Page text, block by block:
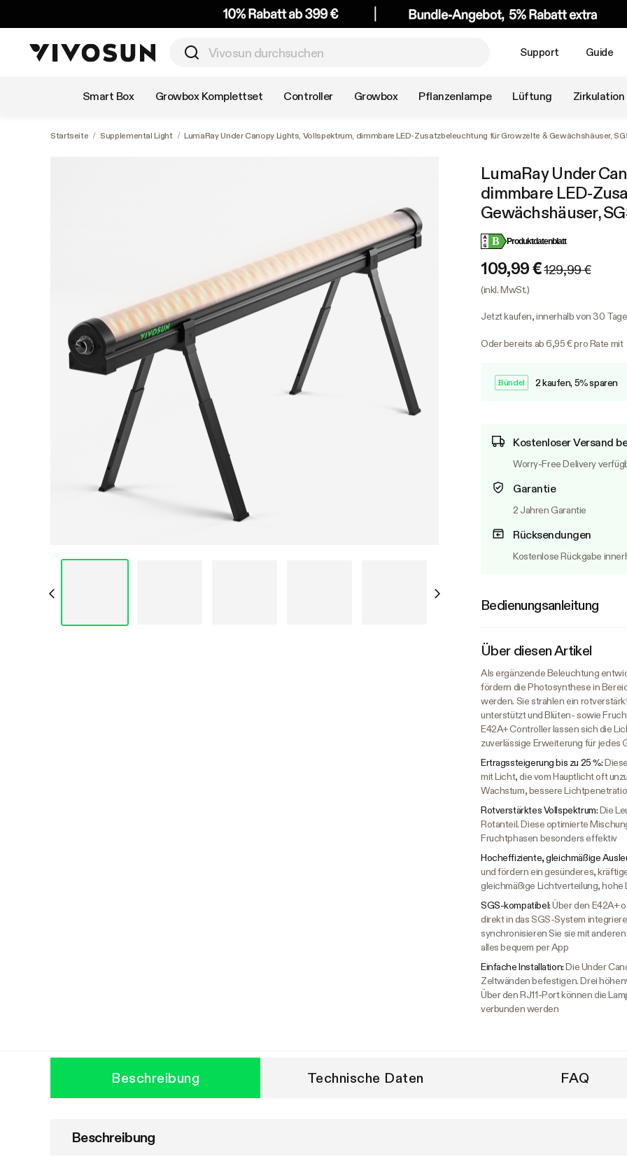
Support Guide
Smart Box Growbox Komplettset Controller Growbox Pflanzenlampe Lüftung Zirkulation
Startseite / Supplemental Light / LumaRay Under Canopy Lights, Vollspektrum, dimmbare LED-Zusatzbeleuchtung für Growzelte & Gewächshäuser,
LumaRay Under
dimmbare LED-
Gewächshäuser,
B Produktdatenblatt
109,99 €129,99 €
(inkl. MwSt.)
Jetzt kaufen, innerhalb von 30
Oder bereits ab 6,95 € pro Rate mit
Bündel 2 kaufen, 5% sparen
Kostenloser Versand
Worry-Free Delivery
Garantie
2 Jahren Garantie
Rücksendungen
Kostenlose Rückgabe
Bedienungsanleitung
Über diesen Artikel
Als ergänzende Beleuchtung
fördern die Photosynthese in
werden. Sie strahlen ein
unterstützt und Blüten- sowie
E42A+ Controller lassen sich die
zuverlässige Erweiterung für jedes
Ertragssteigerung bis zu 25 %:
mit Licht, die vom Hauptlicht oft
Wachstum, bessere
Rotverstärktes Vollspektrum:Die
Rotanteil. Diese optimierte
Fruchtphasen besonders effektiv
Hocheffiziente, gleichmäßige
und fördern ein gesünderes,
gleichmäßige Lichtverteilung,
SGS-kompatibel:Über den E42A+
direkt in das SGS-System
synchronisieren Sie sie mit
alles bequem per App
Einfache Installation:Die Under
Zeltwänden befestigen. Drei
Über den RJ11-Port können die
verbunden werden
Beschreibung Technische Daten FAQ
Beschreibung